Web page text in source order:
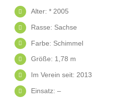
Alter: * 2005
Rasse: Sachse
Farbe: Schimmel
Größe: 1,78 m
Im Verein seit: 2013
Einsatz: –